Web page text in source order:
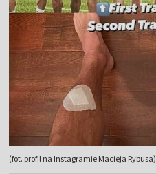
(fot. profil na Instagramie Macieja Rybusa)